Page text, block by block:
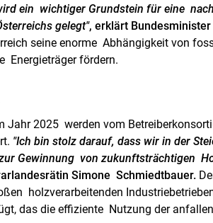
ein wichtiger Grundstein für eine
gelegt", erklärt
seine enorme Abhängigkeit von
Energieträger fördern.
Jahr 2025 werden vom
"Ich bin stolz darauf, dass wir in der
Gewinnung von zukunftsträchtigen
Simone Schmiedtbauer.
holzverarbeitenden
das die effiziente Nutzung der